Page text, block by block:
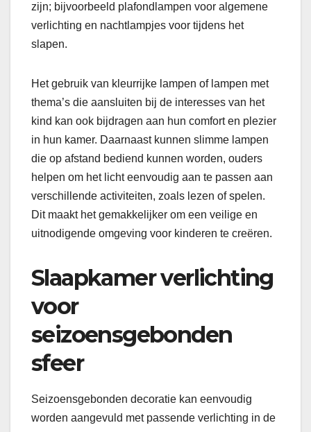
zijn; bijvoorbeeld plafondlampen voor algemene
verlichting en nachtlampjes voor tijdens het
slapen.
Het gebruik van kleurrijke lampen of lampen met
thema’s die aansluiten bij de interesses van het
kind kan ook bijdragen aan hun comfort en plezier
in hun kamer. Daarnaast kunnen slimme lampen
die op afstand bediend kunnen worden, ouders
helpen om het licht eenvoudig aan te passen aan
verschillende activiteiten, zoals lezen of spelen.
Dit maakt het gemakkelijker om een veilige en
uitnodigende omgeving voor kinderen te creëren.
Slaapkamer verlichting
voor
seizoensgebonden
sfeer
Seizoensgebonden decoratie kan eenvoudig
worden aangevuld met passende verlichting in de